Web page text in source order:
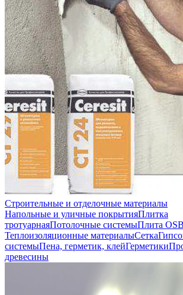
Строительные и отделочные материалы
Напольные и уличные покрытияПлитка
тротуарнаяПотолочные системыПлита
Теплоизоляционные материалыСетка
системыПена, герметик, клейГерметики
древесины